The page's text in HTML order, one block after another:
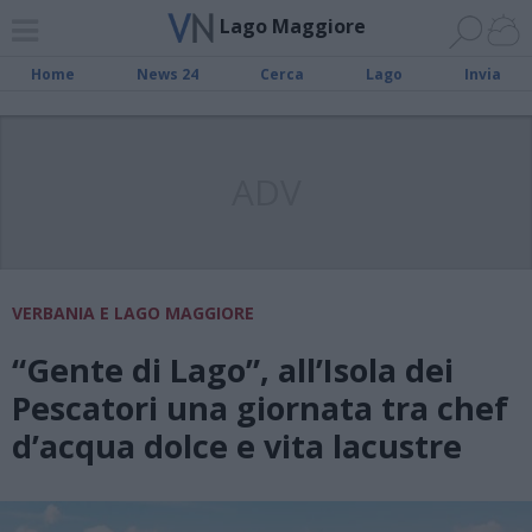
Lago Maggiore
Home News 24 Cerca Lago Invia
VERBANIA E LAGO MAGGIORE
“Gente di Lago”, all’Isola dei
Pescatori una giornata tra chef
d’acqua dolce e vita lacustre